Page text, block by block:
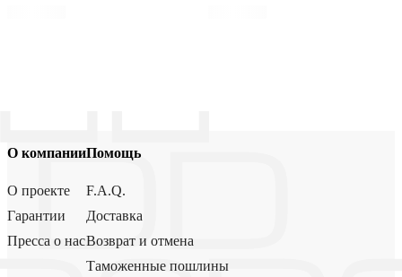
О компании
О проекте
Гарантии
Пресса о нас
Помощь
F.A.Q.
Доставка
Возврат и отмена
Таможенные пошлины